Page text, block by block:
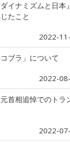
ダイナミズムと日
たこと
2022-
ブラ」について
2022-
元首相追悼でのトラ
2022-